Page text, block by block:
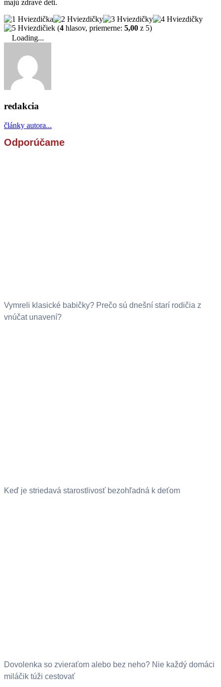
majú zdravé deti.
(4 hlasov, priemerne: 5,00 z 5)
Loading...
redakcia
články autora...
Odporúčame
Vymreli klasické babičky? Prečo sú dnešní starí rodičia z
vnúčat unavení?
Keď je striedavá starostlivosť bezohľadná k deťom
Dovolenka so zvieraťom alebo bez neho? Nie každý domáci
miláčik túži cestovať